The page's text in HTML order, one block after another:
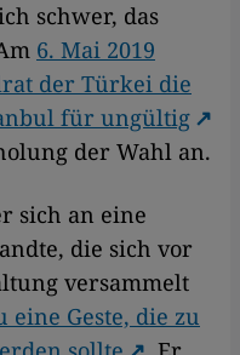
schwer, das
6. Mai 2019
der Türkei die
für ungültig
der Wahl an.
sich an eine
die sich vor
versammelt
eine Geste, die zu